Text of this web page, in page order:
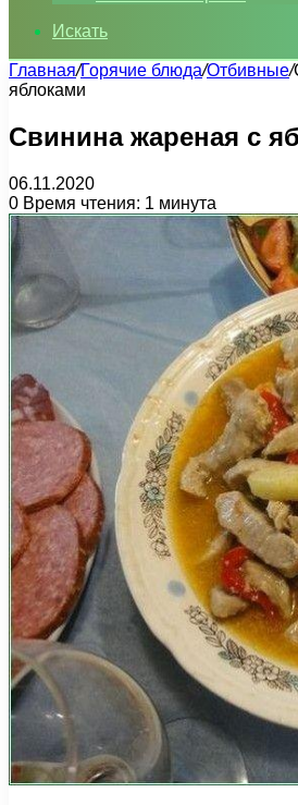
Искать
Главная/Горячие блюда/Отбивные/
яблоками
Свинина жареная с
06.11.2020
0 Время чтения: 1 минута